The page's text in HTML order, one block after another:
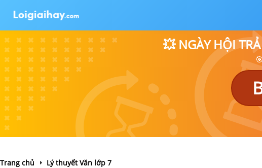
💥 NGÀY HỘI
Trang chủ Lý thuyết Văn lớp 7